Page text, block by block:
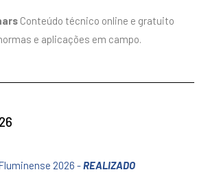
Conteúdo técnico online e gratuito
e aplicações em campo.
2026 -REALIZADO